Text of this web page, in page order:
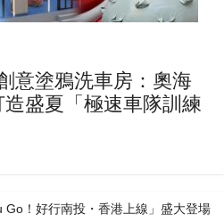
意塗鴉洗車房：奧海
盛夏「極速車隊訓練
Go！好行南投・香港上線」盛大登場